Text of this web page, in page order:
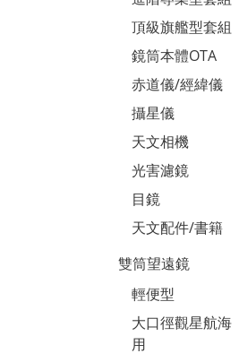
頂級旗艦型套組
鏡筒本體OTA
赤道儀/經緯儀
攝星儀
天文相機
光害濾鏡
目鏡
天文配件/書籍
雙筒望遠鏡
輕便型
大口徑觀星航海
用